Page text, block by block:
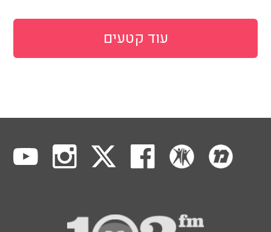
עוד קטעים